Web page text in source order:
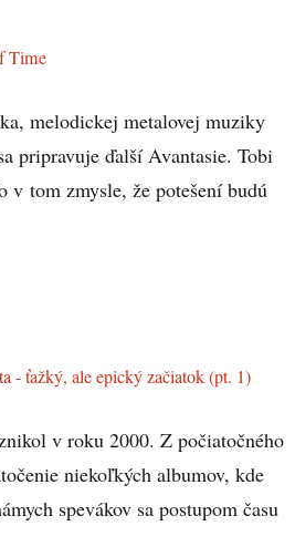
Time
melodickej metalovej muziky
pripravuje ďalší Avantasie. Tobi
v tom zmysle, že potešení budú
- ťažký, ale epický začiatok (pt. 1)
v roku 2000. Z počiatočného
niekoľkých albumov, kde
spevákov sa postupom času